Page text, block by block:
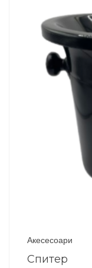
Акесесоари
Спитер